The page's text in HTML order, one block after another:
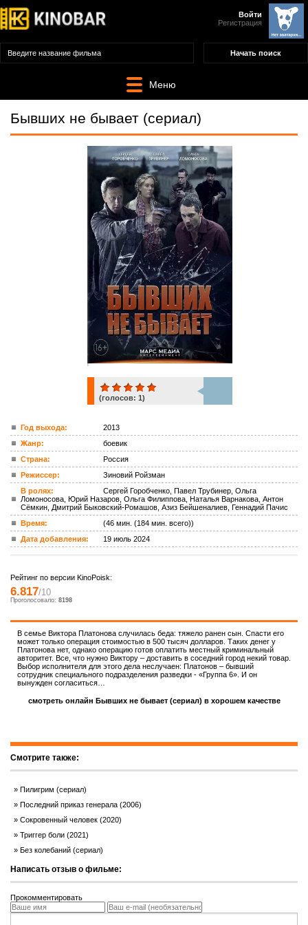
Войти
Регистрация
Меню
Бывших не бывает (сериал)
ком.
(голосов: 1)
Год выхода:
2013
Жанр:
боевик
Страна:
Россия
Режиссер:
Зиновий Ройзман
В ролях:
Сергей Горобченко, Павел Трубинер, Ольга
Ломоносова, Юрий Назаров, Ольга Филиппова, Наталья Варнакова, Антон
Сёмкин, Дмитрий Быковский-Ромашов, Азиз Бейшеналиев, Геннадий Пачис
Время:
(46 мин. (184 мин. всего))
Дата добавления:
19 июль 2024
Рейтинг по версии KinoPoisk:
6.817/10
Проголосовало: 8198
В семье Виктора Платонова случилась беда: тяжело ранен сын. Спасти его
может только операция стоимостью в 500 тысяч долларов. Таких денег у
Платонова нет, однако операцию готов оплатить местный криминальный
авторитет. Все, что нужно Виктору – доставить в соседний город некий товар.
Выбор исполнителя для этого дела неслучаен: Платонов – бывший
сотрудник специального подразделения разведки - «Группа 6». И он
вынужден согласиться…
смотреть онлайн Бывших не бывает (сериал) в хорошем качестве
Смотрите также:
Пилигрим (сериал)
Последний приказ генерала (2006)
Сокровенный человек (2020)
Триггер боли (2021)
Без колебаний (сериал)
Написать отзыв о фильме:
Прокомментировать